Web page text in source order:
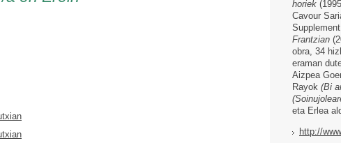
horiek
Cavour
Frantzian
obra, 34
eraman
Aizpea
Rayok (Bi
eta Erlea
http://